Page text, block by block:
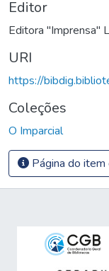
Editor
Editora "Imprensa"
URI
https://
Coleções
O Imparcial
Página do